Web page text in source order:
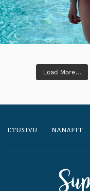
Load More...
ETUSIVU NANAFIT